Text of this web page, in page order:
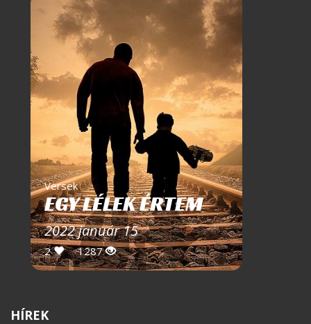
Versek
EGY LÉLEK ÉRTEM
2022 január 15
2 1287
HÍREK